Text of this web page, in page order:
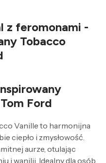
z feromonami -
Tobacco
Ford
Vanille to harmonijna
ciepło i zmysłowość.
aurze, otulając
i wanilii. Idealny dla osób,